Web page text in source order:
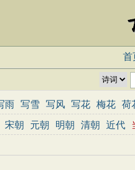
首
雨 写雪 写风 写花 梅花 荷
念 爱情 励志 哲理 闺怨 悼
节 中秋节 重阳节 忧国忧民
九首 唐诗三百首 古诗三百
宋朝 元朝 明朝 清朝 近代